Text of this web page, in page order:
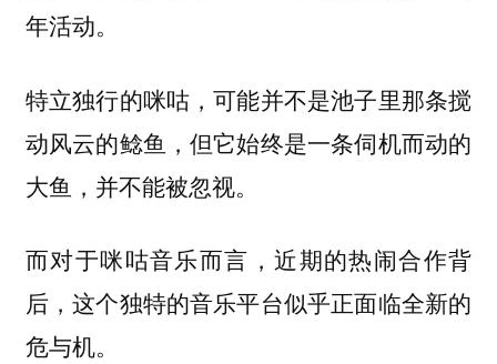
年活动。
特立独行的咪咕，可能并不是池子里那条搅
动风云的鲶鱼，但它始终是一条伺机而动的
大鱼，并不能被忽视。
而对于咪咕音乐而言，近期的热闹合作背
后，这个独特的音乐平台似乎正面临全新的
危与机。